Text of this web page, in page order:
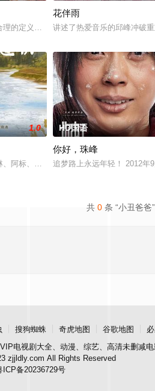
使。回到布宜诺斯艾利斯后，她
的定义，它是梦开始的地方，没有深思
花伴雨
讲述了热爱音乐的邱峰冲破
张彦杰老师的故事改编，通过创
后他该如何面对现实，能改变他的命运的
1.0
阿标、梁兴、林雪宜在网上相约轻生，
HD国语
你好，珠峰
追梦路上永远年轻！ 2012年
共 0 条 “小丑爸爸
搜狗蜘蛛 奇虎地图 谷歌地图
电视剧大全、动漫、综艺、高清未删减
zjjldly.com All Rights Reserved
ICP备20236729号